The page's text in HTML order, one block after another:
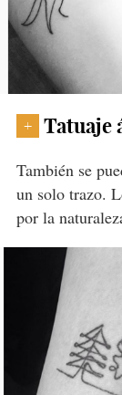
+ Tatuaje
También se
un solo trazo.
por la